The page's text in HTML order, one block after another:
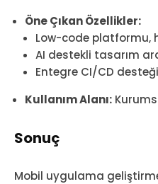
Öne Çıkan Özellikler:
Low-code platformu,
AI destekli tasarım
Entegre CI/CD
Kullanım Alanı:
Sonuç
Mobil uygulama